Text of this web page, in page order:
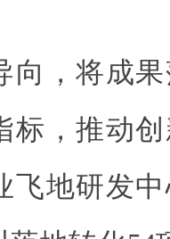
，将成果
标，推动
飞地研发